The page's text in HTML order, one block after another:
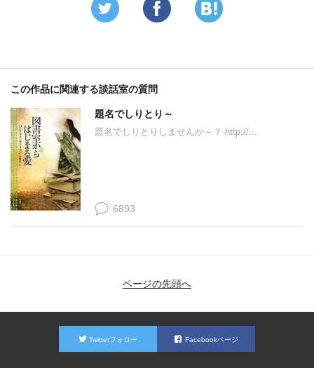
この作品に関連する談話室の質問
題名でしりとり～
題名でしりとりしませんか～？ http://...
6893
ページの先頭へ
Twitterフォロー Facebookページ